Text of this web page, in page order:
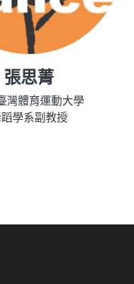
張思菁
灣體育運動大學
學系副教授